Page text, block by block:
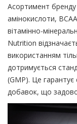
Асортимент
амінокислоти,
вітамінно-
Nutrition
використанням
дотримується
(GMP). Це гарантує
добавок, що